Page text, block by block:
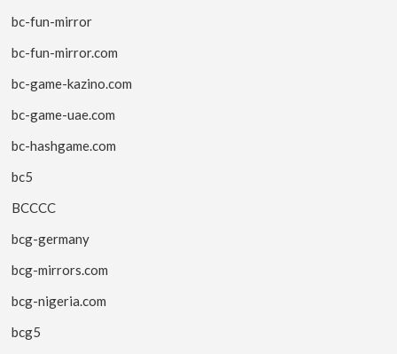
bc-fun-mirror
bc-fun-mirror.com
bc-game-kazino.com
bc-game-uae.com
bc-hashgame.com
bc5
BCCCC
bcg-germany
bcg-mirrors.com
bcg-nigeria.com
bcg5